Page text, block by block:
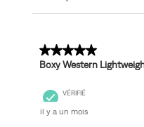
5 sur 5 étoiles.
Boxy Western
VÉRIFIÉ
il y a un mois